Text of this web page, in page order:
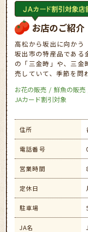
お店のご紹介
高松から坂出に向かう
坂出市の特産品である
の「三金時」や、三金
売していて、季節を問
お花の販売
鮮魚の販売
JAカード割引対象
住所
電話番号
営業時間
定休日
駐車場
JA名